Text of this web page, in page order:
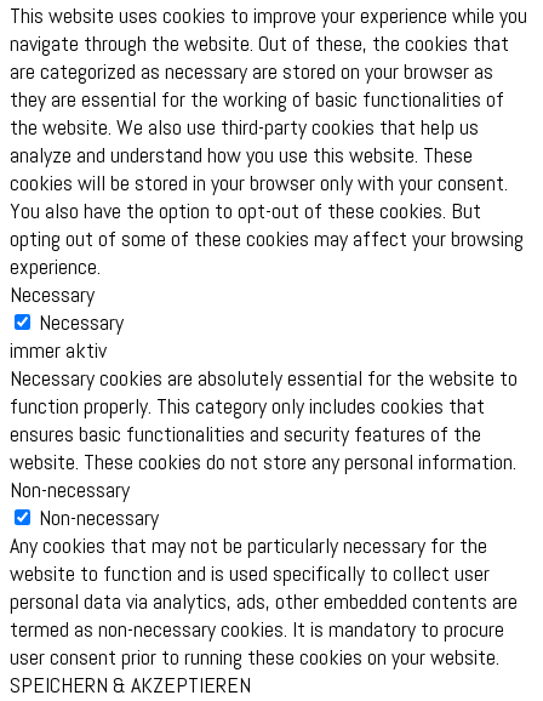
This website uses cookies to improve your experience while you
navigate through the website. Out of these, the cookies that
are categorized as necessary are stored on your browser as
they are essential for the working of basic functionalities of
the website. We also use third-party cookies that help us
analyze and understand how you use this website. These
cookies will be stored in your browser only with your consent.
You also have the option to opt-out of these cookies. But
opting out of some of these cookies may affect your browsing
experience.
Necessary
Necessary
immer aktiv
Necessary cookies are absolutely essential for the website to
function properly. This category only includes cookies that
ensures basic functionalities and security features of the
website. These cookies do not store any personal information.
Non-necessary
Non-necessary
Any cookies that may not be particularly necessary for the
website to function and is used specifically to collect user
personal data via analytics, ads, other embedded contents are
termed as non-necessary cookies. It is mandatory to procure
user consent prior to running these cookies on your website.
SPEICHERN & AKZEPTIEREN